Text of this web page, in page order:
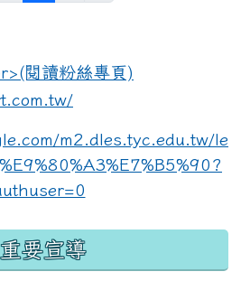
link to https://
重要宣導